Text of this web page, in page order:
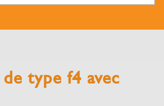
type f4 avec